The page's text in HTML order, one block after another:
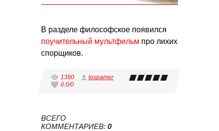
В разделе философское появился
поучительный мультфильм про лихих
спорщиков.
1390
tospamer
0.0/0
ВСЕГО
КОММЕНТАРИЕВ: 0